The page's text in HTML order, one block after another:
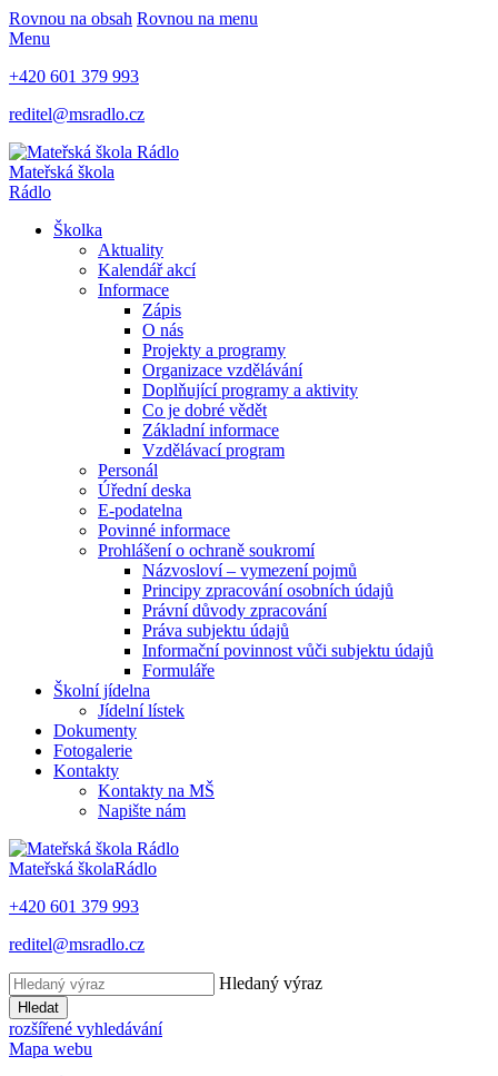
Rovnou na obsah Rovnou na menu
Menu
+420 601 379 993
reditel@msradlo.cz
Mateřská škola
Rádlo
Školka
Aktuality
Kalendář akcí
Informace
Zápis
O nás
Projekty a programy
Organizace vzdělávání
Doplňující programy a aktivity
Co je dobré vědět
Základní informace
Vzdělávací program
Personál
Úřední deska
E-podatelna
Povinné informace
Prohlášení o ochraně soukromí
Názvosloví – vymezení pojmů
Principy zpracování osobních údajů
Právní důvody zpracování
Práva subjektu údajů
Informační povinnost vůči subjektu údajů
Formuláře
Školní jídelna
Jídelní lístek
Dokumenty
Fotogalerie
Kontakty
Kontakty na MŠ
Napište nám
Mateřská školaRádlo
+420 601 379 993
reditel@msradlo.cz
Hledaný výraz
Hledat
rozšířené vyhledávání
Mapa webu